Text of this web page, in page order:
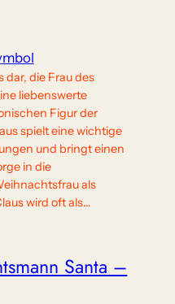
dar, die Frau des
liebenswerte
Figur der
spielt eine wichtige
und bringt einen
in die
als
wird oft als…
Santa –